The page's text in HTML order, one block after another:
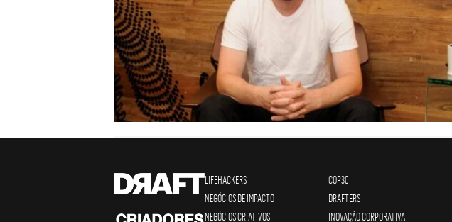
LIFEHACKERS
NEGÓCIOS DE IMPACTO
NEGÓCIOS CRIATIVOS
COP30
DRAFTERS
INOVAÇÃO CORPORATIVA